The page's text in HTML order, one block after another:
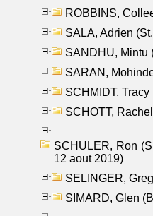
ROBBINS,
SALA, Adrien
SANDHU, Mintu
SARAN,
SCHMIDT,
SCHOTT,
SCHULER, Ron
12 aout 2019)
SELINGER,
SIMARD, Glen